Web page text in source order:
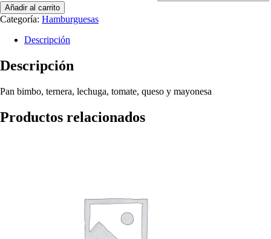
Añadir al carrito
Categoría: Hamburguesas
Descripción
Descripción
Pan bimbo, ternera, lechuga, tomate, queso y mayonesa
Productos relacionados